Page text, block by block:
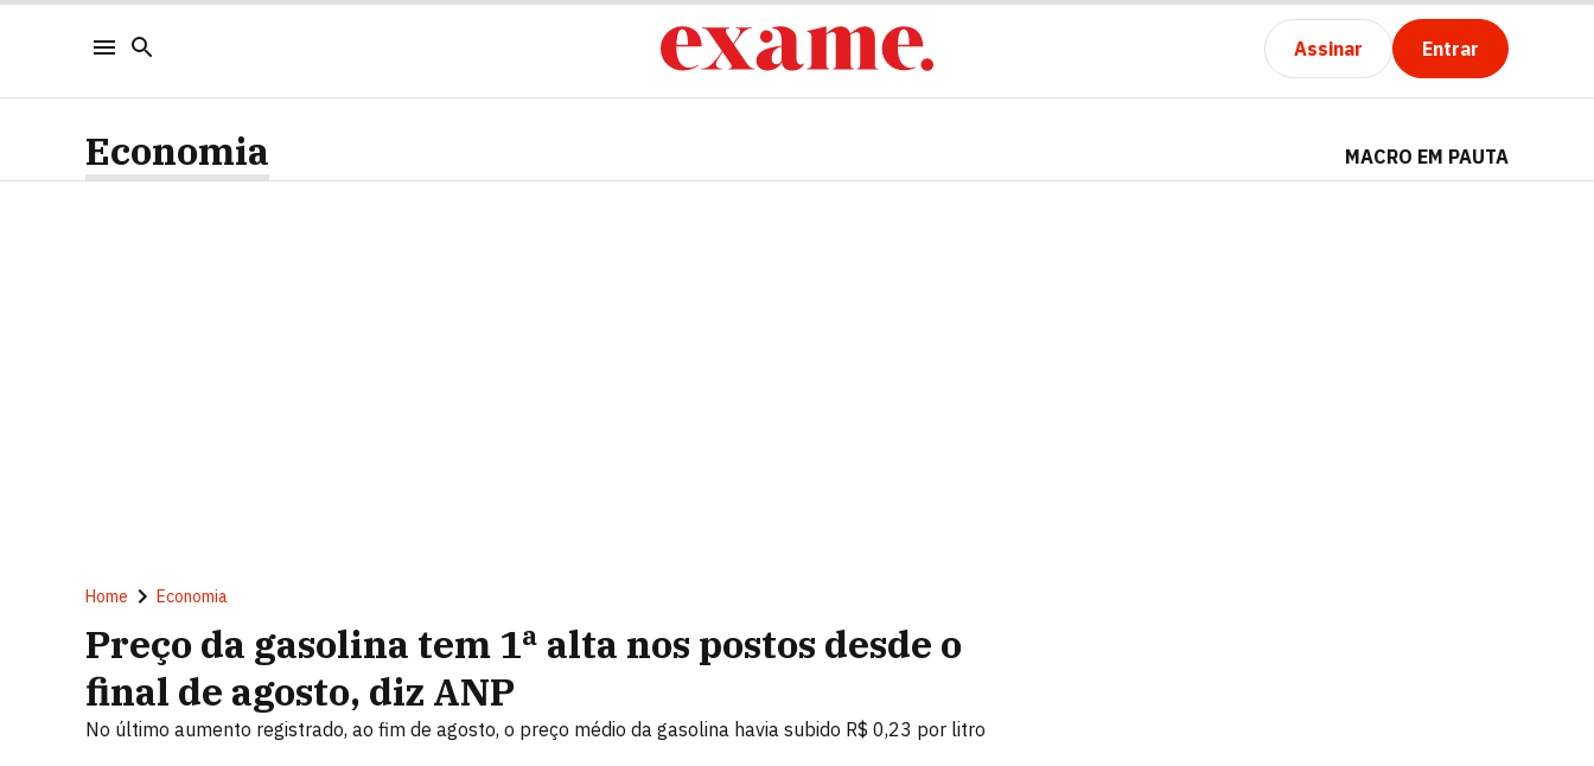
Assinar Entrar
Economia MACRO EM PAUTA
Home Economia
Preço da gasolina tem 1ª alta nos postos desde o
final de agosto, diz ANP
No último aumento registrado, ao fim de agosto, o preço médio da gasolina havia subido R$ 0,23 por litro